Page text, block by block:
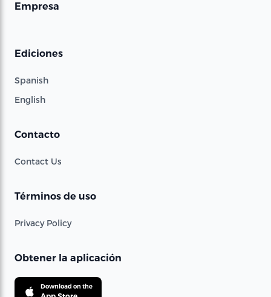
Empresa
Ediciones
Spanish
English
Contacto
Contact Us
Términos de uso
Privacy Policy
Obtener la aplicación
Download on the